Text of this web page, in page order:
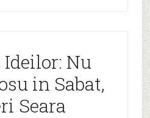
Nu
in Sabat,
Seara